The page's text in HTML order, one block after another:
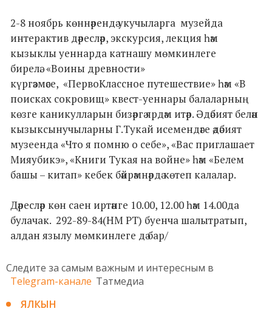
2-8 ноябрь көннәрендә укучыларга музейда
интерактив дәресләр, экскурсия, лекция һәм
кызыклы уеннарда катнашу мөмкинлеге
бирелә. «Воины древности»
күргәзмәсе, «ПервоКлассное путешествие» һәм «В
поисках сокровищ» квест-уеннары балаларның
көзге каникулларын бизәргә ярдәм итәр. Әдәбият белән
кызыксынучыларны Г.Тукай исемендәге әдәбият
музеенда «Что я помню о себе», «Вас приглашает
Мияубикэ», «Книги Тукая на войне» һәм «Белем
башы – китап» кебек бәйрәмнәрдә көтеп калалар.
Дәресләр көн саен иртәнге 10.00, 12.00 һәм 14.00да
булачак. 292-89-84(НМ РТ) буенча шалытратып,
алдан язылу мөмкинлеге дә бар/
Следите за самым важным и интересным в
Telegram-канале Татмедиа
ЯЛКЫН